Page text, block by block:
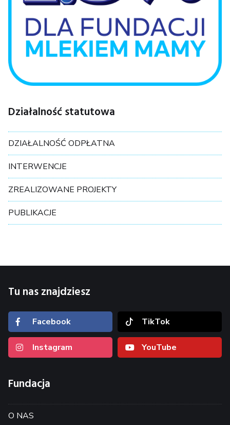
Działalność statutowa
DZIAŁALNOŚĆ ODPŁATNA
INTERWENCJE
ZREALIZOWANE PROJEKTY
PUBLIKACJE
Tu nas znajdziesz
Facebook TikTok
Instagram YouTube
Fundacja
O NAS